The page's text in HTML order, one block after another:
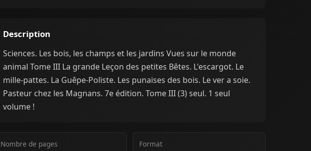
Description
Sciences. Les bois, les champs et les jardins Vues sur le monde
animal Tome III La grande Leçon des petites Bêtes. L'escargot. Le
mille-pattes. La Guêpe-Poliste. Les punaises des bois. Le ver a soie.
Pasteur chez les Magnans. 7e édition. Tome III (3) seul. 1 seul
volume !
Nombre de pages Format